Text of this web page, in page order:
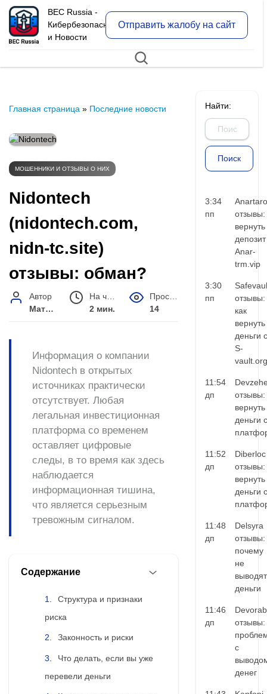
BEC Russia -
Кибербезопасность
и Новости
Отправить жалобу на сайт
Главная страница » Последние новости
МОШЕННИКИ И ОТЗЫВЫ О НИХ
Nidontech
(nidontech.com,
nidn-tc.site)
отзывы: обман?
Автор
Матвей Иванов
2 мин.
14
Информация о компании
Nidontech в открытых
источниках практически
отсутствует. Любая
легальная инвестиционная
платформа со временем
оставляет цифровые
следы, в то время как здесь
наблюдается
информационная тишина,
что является серьезным
тревожным сигналом.
Содержание
Структура и признаки
риска
Законность и риски
Что делать, если вы уже
перевели деньги
Найти:
3:34
пп
отзывы:
вернуть
Anar-
trm.vip
3:30
пп
отзывы:
как
вернуть
деньги с
S-
vault.org
11:54
дп
отзывы:
вернуть
деньги с
11:52
дп
Diberloc
отзывы:
вернуть
деньги с
11:48
дп
Delsyra
отзывы:
почему
не
выводят
деньги
11:46
дп
отзывы:
с
денег